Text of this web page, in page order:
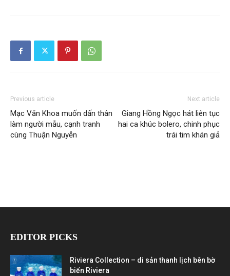
Previous article
Mạc Văn Khoa muốn dấn thân
làm người mẫu, cạnh tranh
cùng Thuận Nguyễn
Next article
Giang Hồng Ngọc hát liên tục
hai ca khúc bolero, chinh phục
trái tim khán giả
EDITOR PICKS
Riviera Collection – di sản thanh lịch bên bờ
biển Riviera